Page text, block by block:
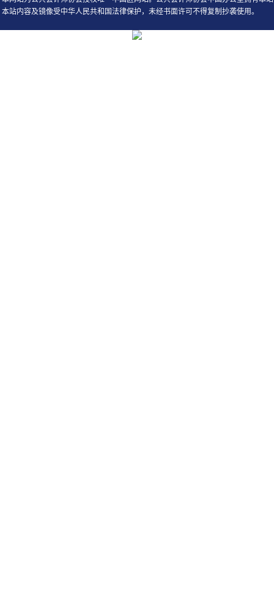
本站内容及镜像受中华人民共和国法律保护，未经书面许可不得复制抄袭使用。